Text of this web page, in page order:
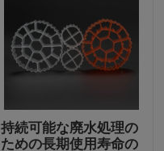
持続可能な廃水処理の
ための長期使用寿命の